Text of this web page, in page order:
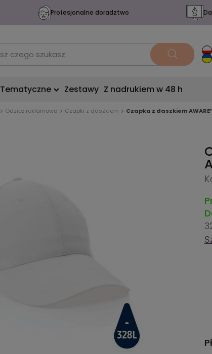
Profesjonalne doradztwo
Tematyczne Zestawy Z nadrukiem w 48 h
Odzież reklamowa Czapki z daszkiem Czapka z daszkiem